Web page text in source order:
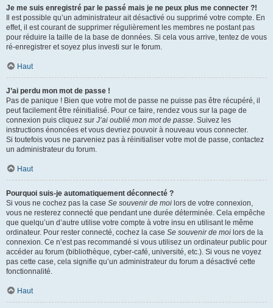
Je me suis enregistré par le passé mais je ne peux plus me connecter ?!
Il est possible qu’un administrateur ait désactivé ou supprimé votre compte. En
effet, il est courant de supprimer régulièrement les membres ne postant pas
pour réduire la taille de la base de données. Si cela vous arrive, tentez de vous
ré-enregistrer et soyez plus investi sur le forum.
Haut
J’ai perdu mon mot de passe !
Pas de panique ! Bien que votre mot de passe ne puisse pas être récupéré, il
peut facilement être réinitialisé. Pour ce faire, rendez vous sur la page de
connexion puis cliquez sur J’ai oublié mon mot de passe. Suivez les
instructions énoncées et vous devriez pouvoir à nouveau vous connecter.
Si toutefois vous ne parveniez pas à réinitialiser votre mot de passe, contactez
un administrateur du forum.
Haut
Pourquoi suis-je automatiquement déconnecté ?
Si vous ne cochez pas la case Se souvenir de moi lors de votre connexion,
vous ne resterez connecté que pendant une durée déterminée. Cela empêche
que quelqu’un d’autre utilise votre compte à votre insu en utilisant le même
ordinateur. Pour rester connecté, cochez la case Se souvenir de moi lors de la
connexion. Ce n’est pas recommandé si vous utilisez un ordinateur public pour
accéder au forum (bibliothèque, cyber-café, université, etc.). Si vous ne voyez
pas cette case, cela signifie qu’un administrateur du forum a désactivé cette
fonctionnalité.
Haut